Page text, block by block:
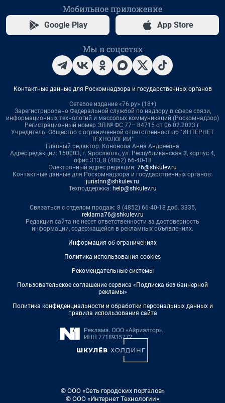
Мобильное приложение
Google Play App Store
Мы в соцсетях
Контактные данные для Роскомнадзора и государственных органов
Сетевое издание «76.ру» (18+)
Зарегистрировано Федеральной службой по надзору в сфере связи,
информационных технологий и массовых коммуникаций (Роскомнадзор)
Регистрационный номер ЭЛ № ФС 77– 84715 от 06.02.2023 г.
Учредитель: Общество с ограниченной ответственностью "ИНТЕРНЕТ
ТЕХНОЛОГИИ"
Главный редактор: Кононова Анна Андреевна
Адрес редакции: 150003, г. Ярославль, ул. Республиканская 3, корпус 4,
офис 313, 8 (4852) 66-40-18
Электронный адрес редакции: 76@shkulev.ru
Контактные данные для Роскомнадзора и государственных органов:
juristnn@shkulev.ru
Техподдержка: help@shkulev.ru
Связаться с отделом продаж: 8 (4852) 66-40-18 доб. 3335,
reklama76@shkulev.ru
Редакция сайта не несет ответственности за достоверность
информации, содержащейся в рекламных объявлениях.
Информация об ограничениях
Политика использования cookies
Рекомендательные системы
Пользовательское соглашение сервиса «Подписка без баннерной
рекламы»
Политика конфиденциальности и обработки персональных данных и
правила использования сайта
© ООО «Сеть городских порталов»
© ООО «Интернет Технологии»